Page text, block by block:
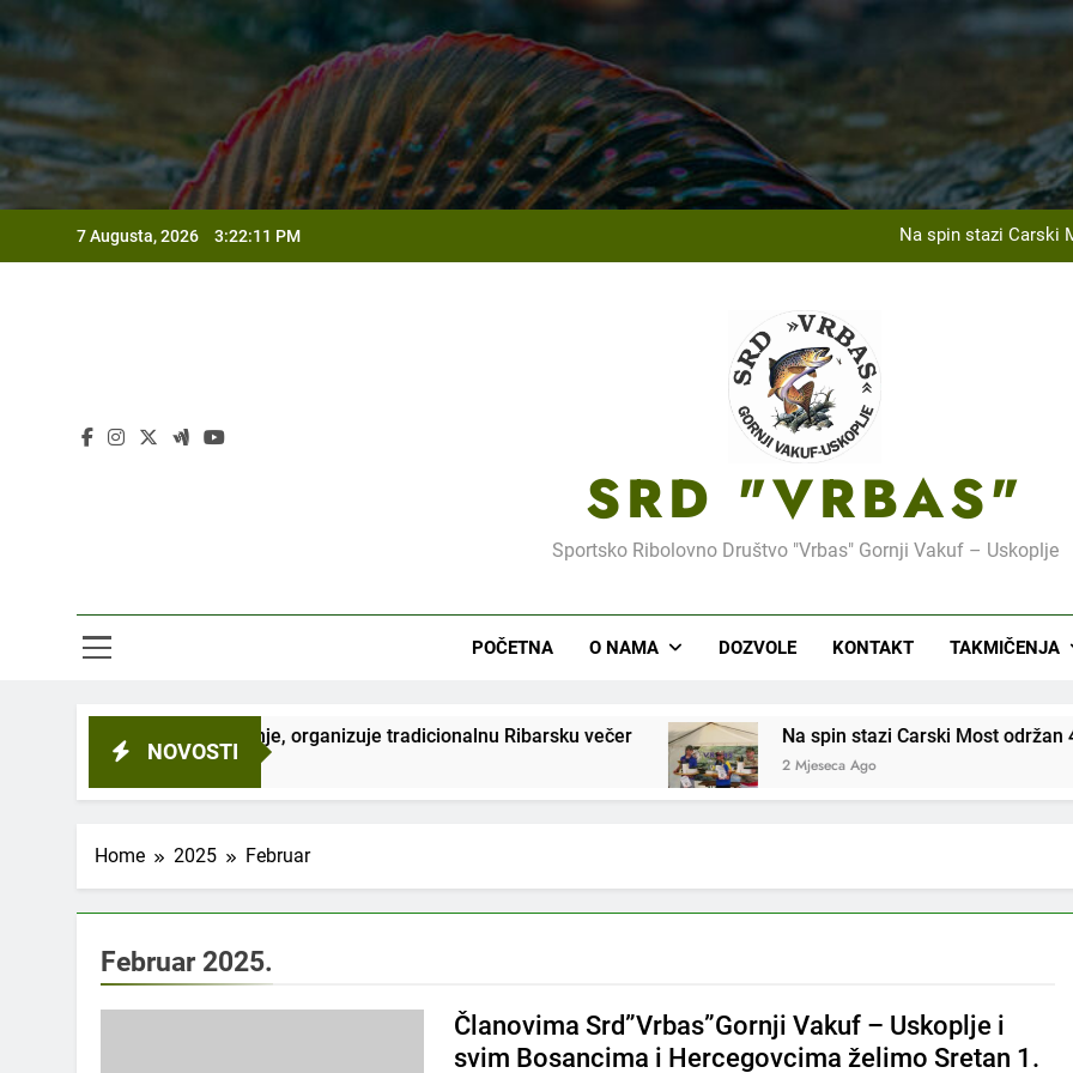
to
7 Augusta, 2026 3:22:12 PM
Na Ribarskom Domu Lnište održan tradicionalni
U saradnji sa JU Centar za sport, kulturu i obrazovanje,
Na spin stazi Carski
Na Ribarskom Domu Lnište održan tradicionalni
U saradnji sa JU Centar za sport, kulturu i obrazovanje,
Održanom općinskom takmičenju SRD „Vrbas“ Gornji Vakuf-
Na Ribarskom Domu Lnište održan tradicionalni
SRD "VRBAS"
Sportsko Ribolovno Društvo "Vrbas" Gornji Vakuf – Uskoplje
POČETNA O NAMA DOZVOLE KONTAKT TAKMIČENJA
NOVOSTI
i obrazovanje, organizuje tradicionalnu Ribarsku večer Na spin stazi Carski Most održan 4.
2 Mjeseca Ago
Home 2025 Februar
Februar 2025.
Članovima Srd”Vrbas”Gornji Vakuf – Uskoplje i
svim Bosancima i Hercegovcima želimo Sretan 1.